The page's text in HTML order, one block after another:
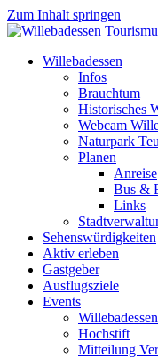
Zum Inhalt springen
Willebadessen
Infos
Brauchtum
Historisches
Webcam
Naturpark
Planen
Anreise
Bus &
Links
Sehenswürdigkeiten
Aktiv erleben
Gastgeber
Ausflugsziele
Events
Willebadessen
Hochstift
Mitteilung